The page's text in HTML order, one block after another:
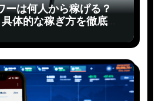
は何人から稼げる？
体的な稼ぎ方を徹底解